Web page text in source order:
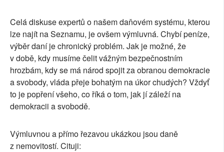
Celá diskuse expertů o našem daňovém systému, kterou
lze najít na Seznamu, je ovšem výmluvná. Chybí peníze,
výběr daní je chronický problém. Jak je možné, že
v době, kdy musíme čelit vážným bezpečnostním
hrozbám, kdy se má národ spojit za obranou demokracie
a svobody, vláda přeje bohatým na úkor chudých? Vždyť
to je popření všeho, co říká o tom, jak jí záleží na
demokracii a svobodě.
Výmluvnou a přímo řezavou ukázkou jsou daně
z nemovitostí. Cituji: